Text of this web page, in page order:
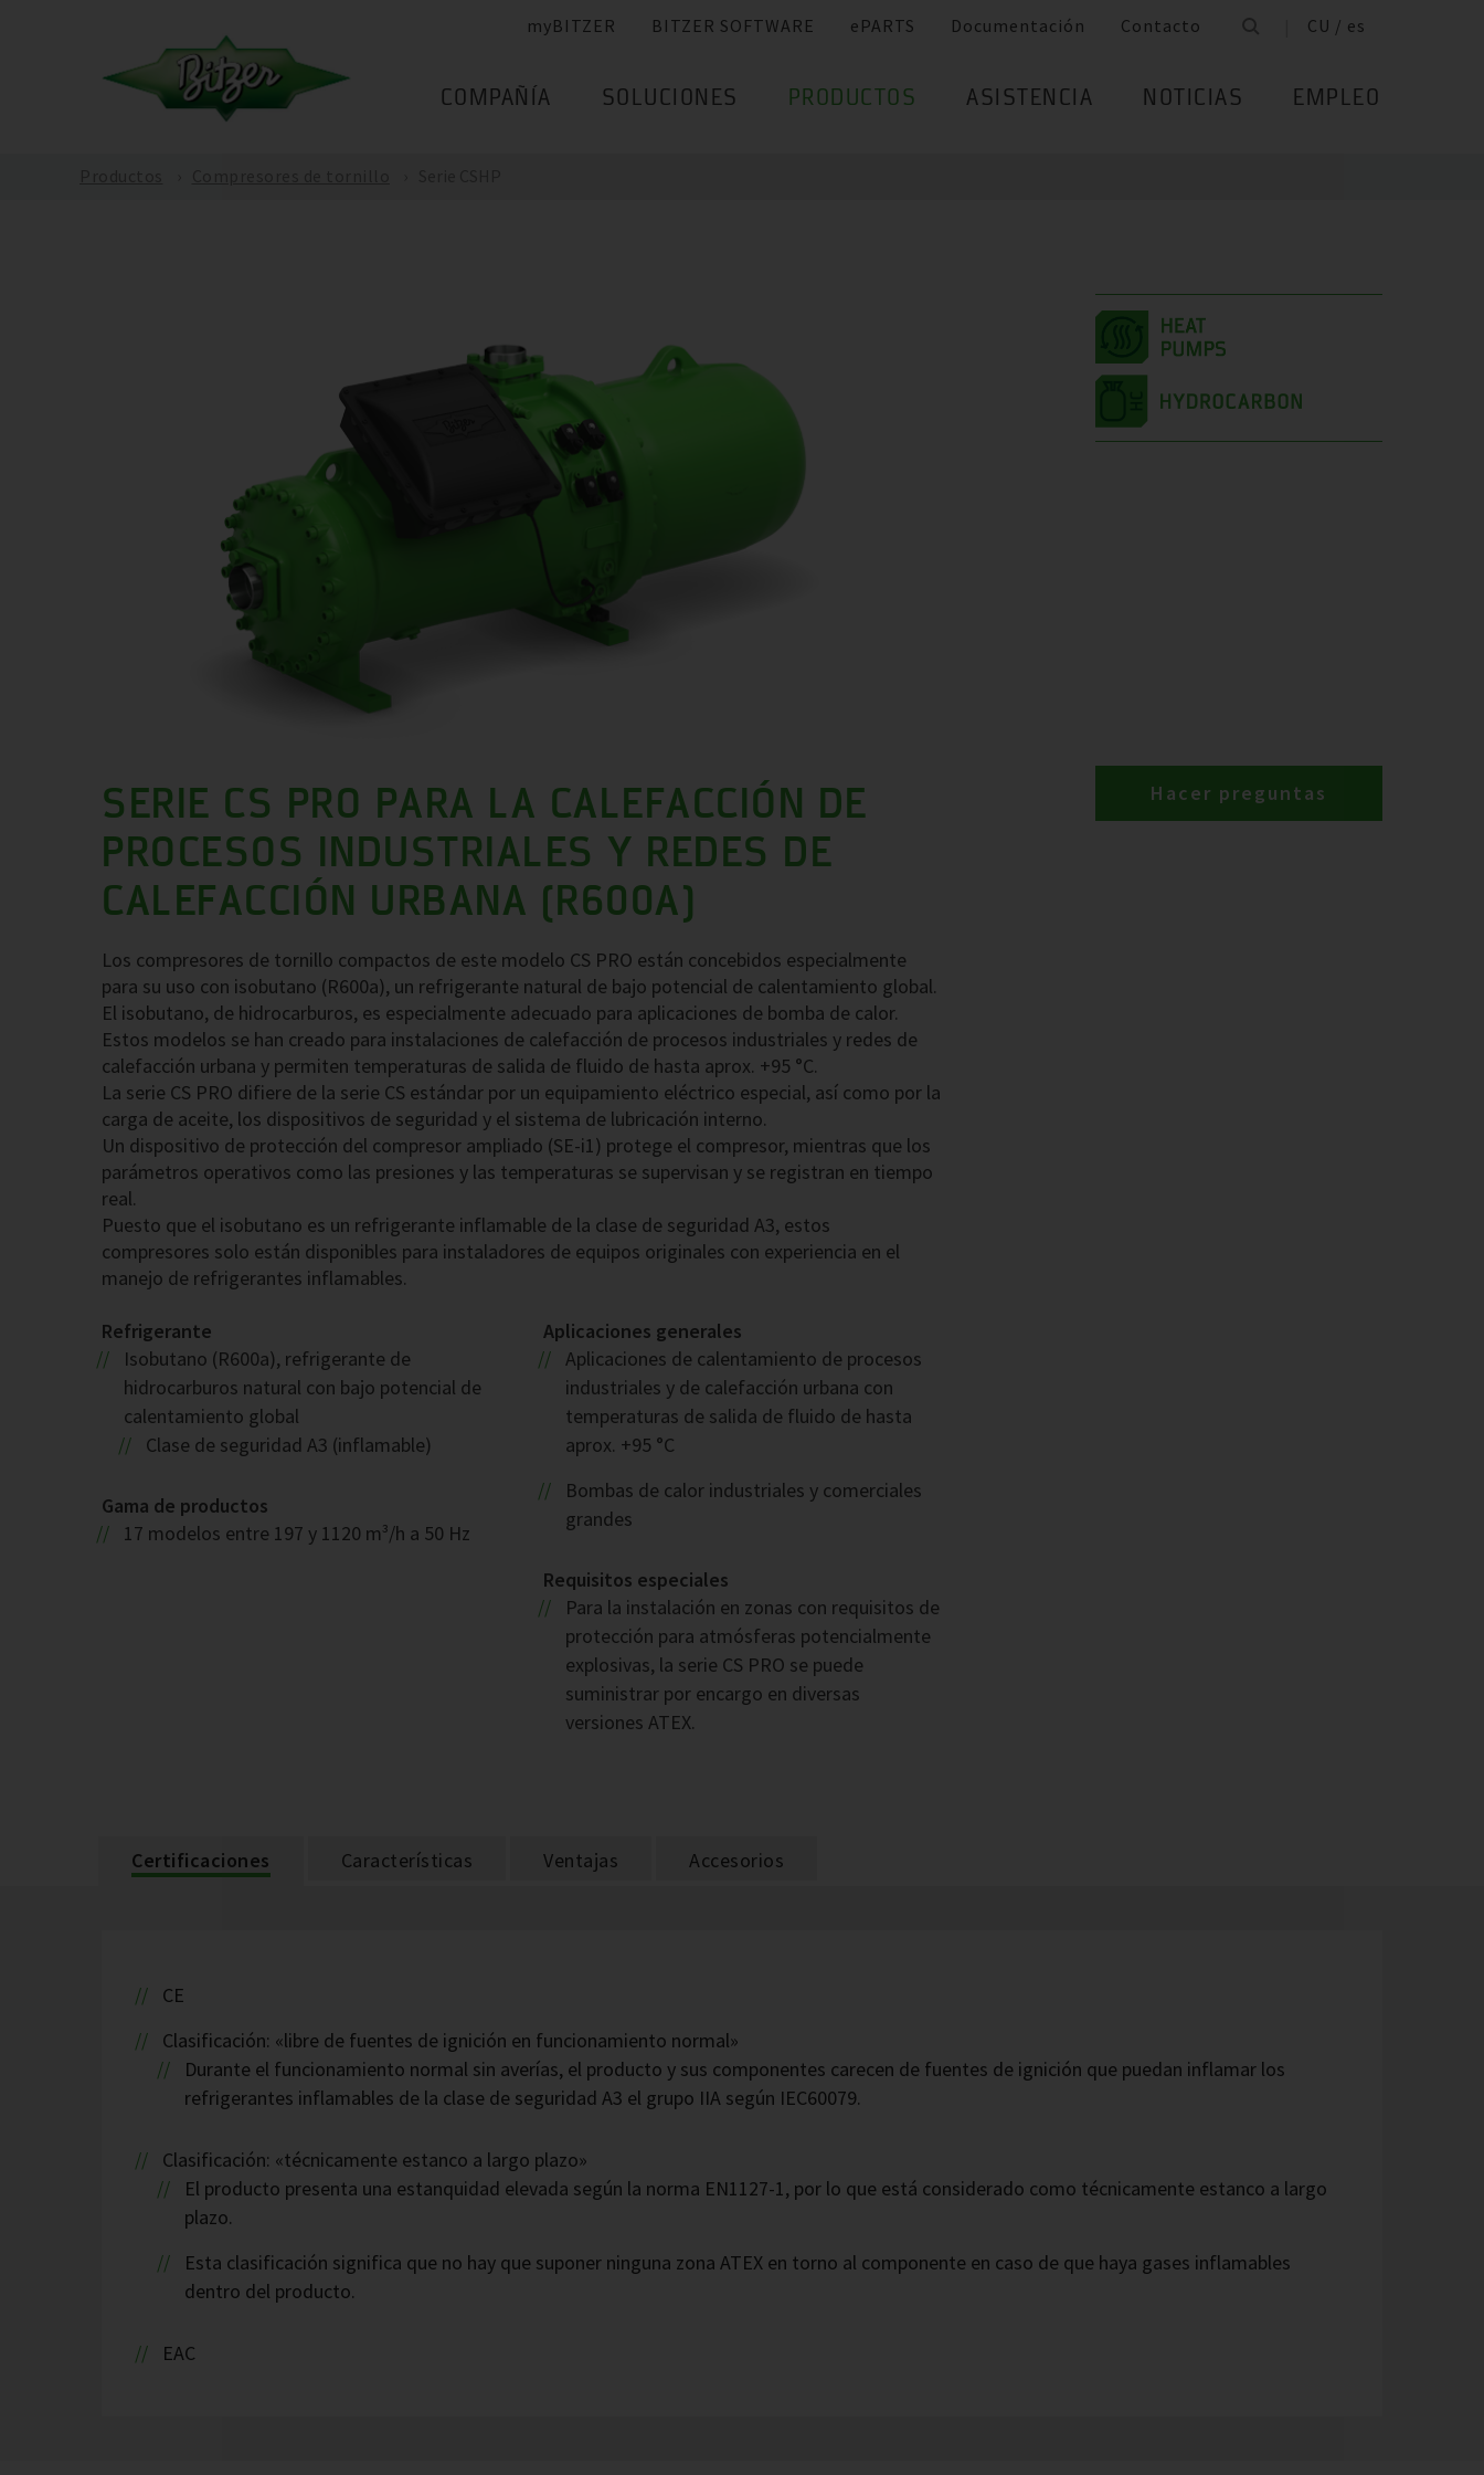
myBITZER BITZER SOFTWARE ePARTS Documentación Contacto CU / es
COMPAÑÍA SOLUCIONES PRODUCTOS ASISTENCIA NOTICIAS EMPLEO
SERIE CS PRO PARA LA CALEFACCIÓN DE
PROCESOS INDUSTRIALES Y REDES DE
CALEFACCIÓN URBANA (R600A)
Los compresores de tornillo compactos de este modelo CS PRO están concebidos especialmente
para su uso con isobutano (R600a), un refrigerante natural de bajo potencial de calentamiento global.
El isobutano, de hidrocarburos, es especialmente adecuado para aplicaciones de bomba de calor.
Estos modelos se han creado para instalaciones de calefacción de procesos industriales y redes de
calefacción urbana y permiten temperaturas de salida de fluido de hasta aprox. +95 °C.
La serie CS PRO difiere de la serie CS estándar por un equipamiento eléctrico especial, así como por la
carga de aceite, los dispositivos de seguridad y el sistema de lubricación interno.
Un dispositivo de protección del compresor ampliado (SE-i1) protege el compresor, mientras que los
parámetros operativos como las presiones y las temperaturas se supervisan y se registran en tiempo
real.
Puesto que el isobutano es un refrigerante inflamable de la clase de seguridad A3, estos
compresores solo están disponibles para instaladores de equipos originales con experiencia en el
manejo de refrigerantes inflamables.
Refrigerante
Isobutano (R600a), refrigerante de
hidrocarburos natural con bajo potencial de
calentamiento global
Clase de seguridad A3 (inflamable)
Gama de productos
17 modelos entre 197 y 1120 m³/h a 50 Hz
Aplicaciones generales
Aplicaciones de calentamiento de procesos
industriales y de calefacción urbana con
temperaturas de salida de fluido de hasta
aprox. +95 °C
Bombas de calor industriales y comerciales
grandes
Requisitos especiales
Para la instalación en zonas con requisitos de
protección para atmósferas potencialmente
explosivas, la serie CS PRO se puede
suministrar por encargo en diversas
versiones ATEX.
Hacer preguntas
Certificaciones Características Ventajas Accesorios
CE
Clasificación: «libre de fuentes de ignición en funcionamiento normal»
Durante el funcionamiento normal sin averías, el producto y sus componentes carecen de fuentes de ignición que puedan inflamar los
refrigerantes inflamables de la clase de seguridad A3 el grupo IIA según IEC60079.
Clasificación: «técnicamente estanco a largo plazo»
El producto presenta una estanquidad elevada según la norma EN1127-1, por lo que está considerado como técnicamente estanco a largo
plazo.
Esta clasificación significa que no hay que suponer ninguna zona ATEX en torno al componente en caso de que haya gases inflamables
dentro del producto.
EAC